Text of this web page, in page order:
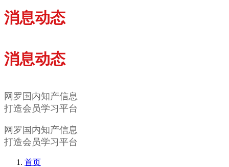
消息动态
消息动态
网罗国内知产信息
打造会员学习平台
网罗国内知产信息
打造会员学习平台
首页